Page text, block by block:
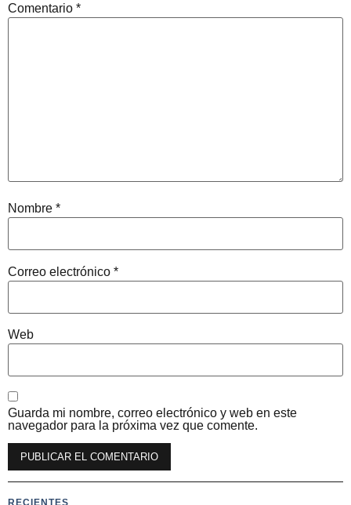
Comentario *
Nombre *
Correo electrónico *
Web
Guarda mi nombre, correo electrónico y web en este
navegador para la próxima vez que comente.